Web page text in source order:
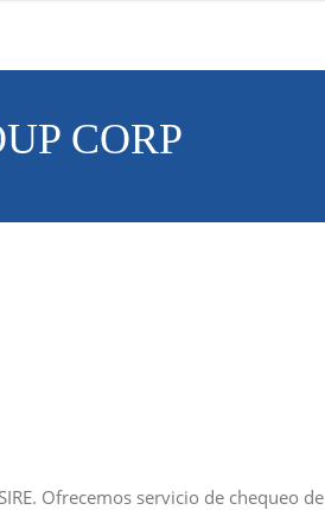
CORP
Ofrecemos servicio de chequeo de